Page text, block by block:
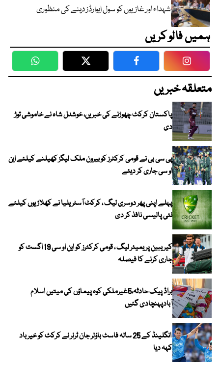
شہداء اور غازیوں کو سول ایوارڈز دینے کی منظوری
ہمیں فالو کریں
WhatsApp Twitter Facebook
متعلقہ خبریں
پاکستان کرکٹ چھوڑنے کی خبریں، خوشدل شاہ نے خاموشی توڑ
دی
پی سی بی نے قومی کرکٹرز کو بیرون ملک لیگز کھیلنے کیلئے این
او سی جاری کر دیئے
پہلے اپنی پھر دوسری لیگ ، کرکٹ آسٹریلیا نے کھلاڑیوں کیلئے
نئی پالیسی نافذ کر دی
کیریبین پریمیئر لیگ ، قومی کرکٹرز کو این او سی 19 اگست کو
جاری کرنے کا فیصلہ
براڈ پیک حادثہ،5غیرملکی کوہ پیماؤں کی میتیں اسلام
آبادپہنچادی گئیں
انگلینڈ کے 25 سالہ فاسٹ باؤلر جان ٹرنر نے کرکٹ کو خیر باد
کہہ دیا